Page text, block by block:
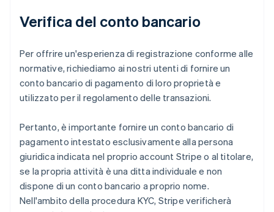
Verifica del conto bancario
Per offrire un'esperienza di registrazione conforme alle
normative, richiediamo ai nostri utenti di fornire un
conto bancario di pagamento di loro proprietà e
utilizzato per il regolamento delle transazioni.
Pertanto, è importante fornire un conto bancario di
pagamento intestato esclusivamente alla persona
giuridica indicata nel proprio account Stripe o al titolare,
se la propria attività è una ditta individuale e non
dispone di un conto bancario a proprio nome.
Nell'ambito della procedura KYC, Stripe verificherà